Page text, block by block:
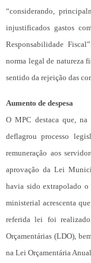
“considerando,
injustificados gastos
Responsabilidade
norma legal de natureza
sentido da rejeição das
Aumento de despesa
O MPC destaca que,
deflagrou processo
remuneração aos
aprovação da Lei
havia sido extrapolado o
ministerial acrescenta
referida lei foi
Orçamentárias (LDO),
na Lei Orçamentária